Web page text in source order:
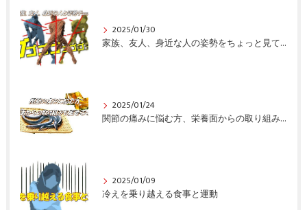
2025/01/30
家族、友人、身近な人の姿勢をちょっと見てみませんか？
2025/01/24
関節の痛みに悩む方、栄養面からの取り組みも重要ですよ！
2025/01/09
冷えを乗り越える食事と運動